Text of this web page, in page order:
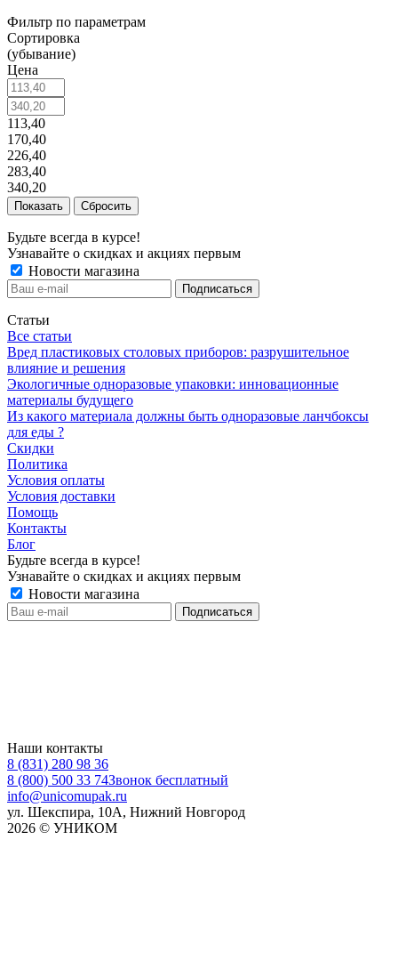
Фильтр по параметрам
Сортировка
(убывание)
Цена
113,40
170,40
226,40
283,40
340,20
Сбросить
Будьте всегда в курсе!
Узнавайте о скидках и акциях первым
Новости магазина
Статьи
Все статьи
Вред пластиковых столовых приборов: разрушительное
влияние и решения
Экологичные одноразовые упаковки: инновационные
материалы будущего
Из какого материала должны быть одноразовые ланчбоксы
для еды ?
Скидки
Политика
Условия оплаты
Условия доставки
Помощь
Контакты
Блог
Будьте всегда в курсе!
Узнавайте о скидках и акциях первым
Новости магазина
Наши контакты
8 (831) 280 98 36
8 (800) 500 33 74Звонок бесплатный
info@unicomupak.ru
ул. Шекспира, 10А, Нижний Новгород
2026 © УНИКОМ